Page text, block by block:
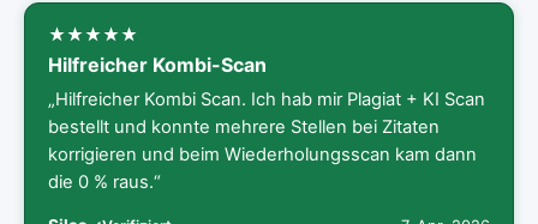
Hilfreicher Kombi-Scan
„Hilfreicher Kombi Scan. Ich hab mir Plagiat + KI Scan
bestellt und konnte mehrere Stellen bei Zitaten
korrigieren und beim Wiederholungsscan kam dann
die 0 % raus.“